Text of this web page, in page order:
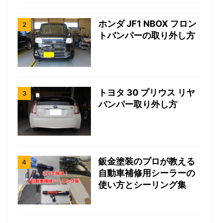
ホンダ JF1 NBOX フロン
トバンパーの取り外し方
トヨタ 30 プリウス リヤ
バンパー取り外し方
鈑金塗装のプロが教える
自動車補修用シーラーの
使い方とシーリング集